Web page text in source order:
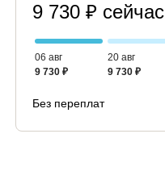
9 730 ₽ сейчас
06 авг
9 730 ₽
20 авг
9 730 ₽
Без переплат